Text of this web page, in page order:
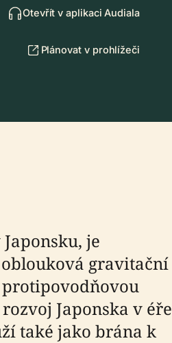
Otevřít v aplikaci Audiala
Plánovat v prohlížeči
je
gravitační
protipovodňovou
Japonska v éře
také jako brána k